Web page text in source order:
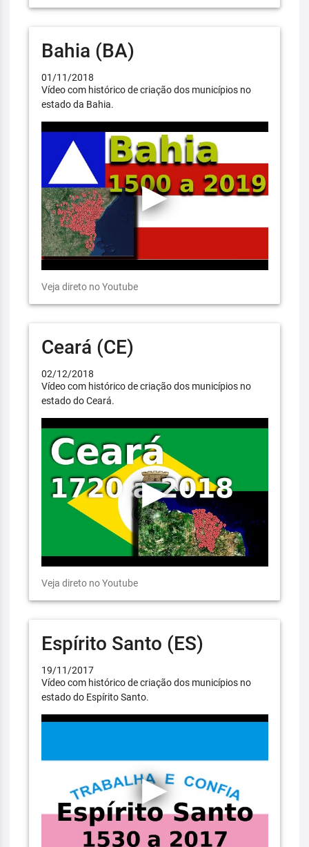
Bahia (BA)
01/11/2018
Vídeo com histórico de criação dos municípios no
estado da Bahia.
Veja direto no Youtube
Ceará (CE)
02/12/2018
Vídeo com histórico de criação dos municípios no
estado do Ceará.
Veja direto no Youtube
Espírito Santo (ES)
19/11/2017
Vídeo com histórico de criação dos municípios no
estado do Espírito Santo.